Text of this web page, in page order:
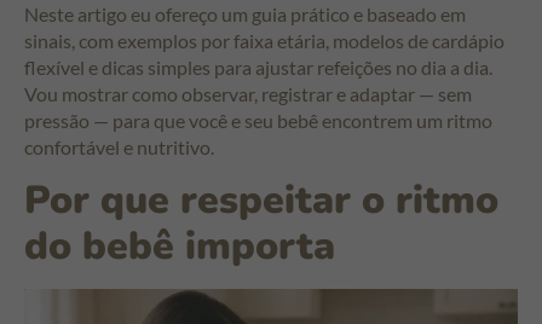
Neste artigo eu ofereço um guia prático e baseado em
sinais, com exemplos por faixa etária, modelos de cardápio
flexível e dicas simples para ajustar refeições no dia a dia.
Vou mostrar como observar, registrar e adaptar — sem
pressão — para que você e seu bebê encontrem um ritmo
confortável e nutritivo.
Por que respeitar o ritmo
do bebê importa